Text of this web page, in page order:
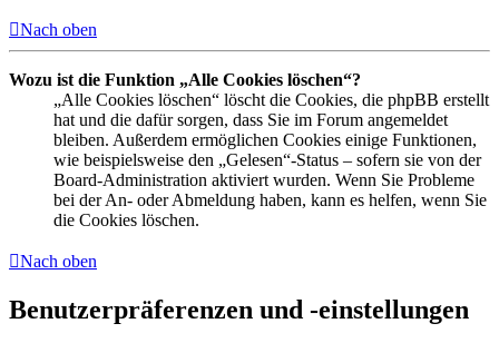
Nach oben
Wozu ist die Funktion „Alle Cookies löschen“?
„Alle Cookies löschen“ löscht die Cookies, die phpBB erstellt
hat und die dafür sorgen, dass Sie im Forum angemeldet
bleiben. Außerdem ermöglichen Cookies einige Funktionen,
wie beispielsweise den „Gelesen“-Status – sofern sie von der
Board-Administration aktiviert wurden. Wenn Sie Probleme
bei der An- oder Abmeldung haben, kann es helfen, wenn Sie
die Cookies löschen.
Nach oben
Benutzerpräferenzen und -einstellungen